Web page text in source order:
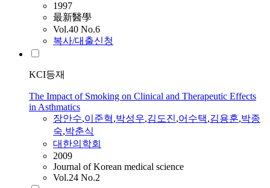
1997
最新醫學
Vol.40 No.6
복사/대출신청
KCI등재
The Impact of Smoking on Clinical and Therapeutic Effects
in Asthmatics
장안수,이준혁,박성우,김도진,어수택,김용훈,박종
숙,박춘식
대한의학회
2009
Journal of Korean medical science
Vol.24 No.2